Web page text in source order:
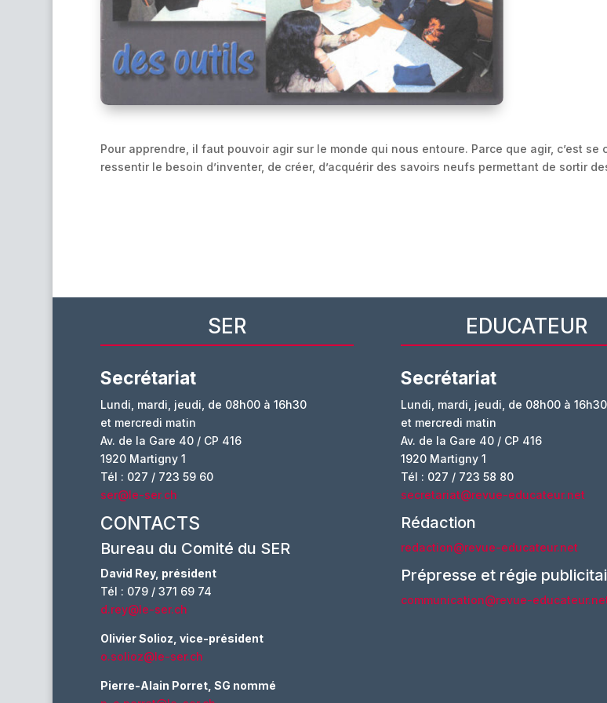
Pour apprendre, il faut pouvoir agir sur le monde qui nous entoure. Parce que agir, c’est
ressentir le besoin d’inventer, de créer, d’acquérir des savoirs neufs permettant de sortir
SER
Secrétariat
Lundi, mardi, jeudi, de 08h00 à 16h30
et mercredi matin
Av. de la Gare 40 / CP 416
1920 Martigny 1
Tél : 027 / 723 59 60
ser@le-ser.ch
CONTACTS
Bureau du Comité du SER
David Rey, président
Tél : 079 / 371 69 74
d.rey@le-ser.ch
Olivier Solioz, vice-président
o.solioz@le-ser.ch
Pierre-Alain Porret, SG nommé
EDUCATEUR
Secrétariat
Lundi, mardi, jeudi, de 08h00 à 16h30
et mercredi matin
Av. de la Gare 40 / CP 416
1920 Martigny 1
Tél : 027 / 723 58 80
secretariat@revue-educateur.net
Rédaction
redaction@revue-educateur.net
Prépresse et régie
communication@revue-